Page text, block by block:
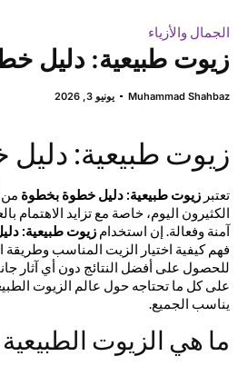
الجمال والأزياء
زيوت طبيعية: دليل
Muhammad Shahbaz يونيو 3, 2026
زيوت طبيعية:
تعتبرزيوت طبيعية: دليل خطوة بخطوةمن
الكثيرون اليوم، خاصة مع تزايد الاهتمام
آمنة وفعالة. إن استخدامزيوت طبيعية:
فهم كيفية اختيار الزيت المناسب وطريقة
للحصول على أفضل النتائج دون أي آثار
على كل ما تحتاجه حول عالم الزيوت
يناسب الجميع.
ما هي الزيوت الطبيعية